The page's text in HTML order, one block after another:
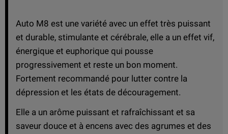
Auto M8 est une variété avec un effet très puissant
et durable, stimulante et cérébrale, elle a un effet vif,
énergique et euphorique qui pousse
progressivement et reste un bon moment.
Fortement recommandé pour lutter contre la
dépression et les états de découragement.
Elle a un arôme puissant et rafraîchissant et sa
saveur douce et à encens avec des agrumes et des